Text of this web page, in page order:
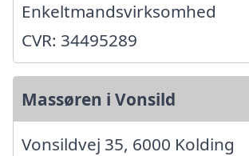
Enkeltmandsvirksomhed
CVR: 34495289
Massøren i Vonsild
Vonsildvej 35, 6000 Kolding